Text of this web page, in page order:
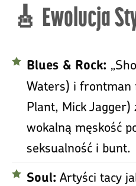
🎸 Ewolucja
Blues & Rock:
Waters) i frontman
Plant, Mick Jagger)
wokalną męskość
seksualność i bunt.
Soul: Artyści tacy